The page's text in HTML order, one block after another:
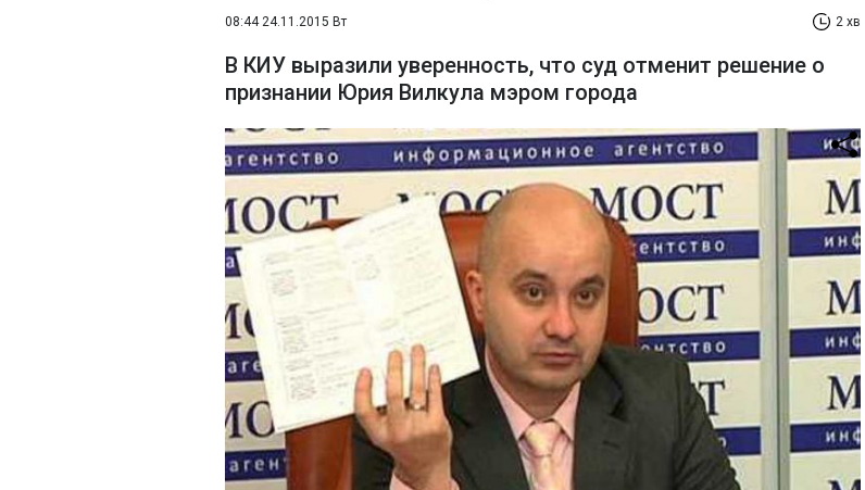
08:44 24.11.2015 Вт 2 хв
В КИУ выразили уверенность, что суд отменит решение о
признании Юрия Вилкула мэром города